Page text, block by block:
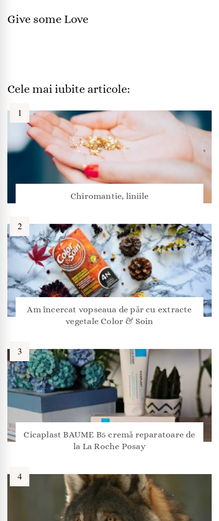
Give some Love
Cele mai iubite articole:
Chiromantie, liniile
Am încercat vopseaua de păr cu extracte
vegetale Color & Soin
Cicaplast BAUME B5 cremă reparatoare de
la La Roche Posay